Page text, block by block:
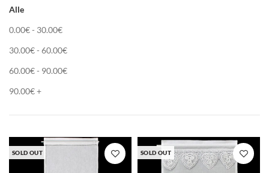
Alle
0.00€- 30.00€
30.00€- 60.00€
60.00€- 90.00€
90.00€+
SOLD OUT SOLD OUT